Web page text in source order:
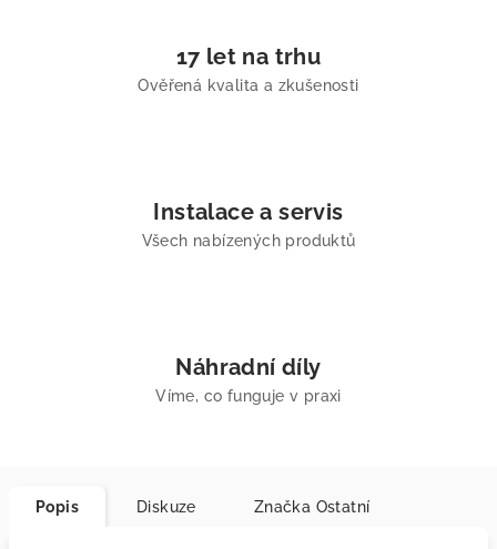
17 let na trhu
Ověřená kvalita a zkušenosti
Instalace a servis
Všech nabízených produktů
Náhradní díly
Víme, co funguje v praxi
Popis Diskuze Značka Ostatní